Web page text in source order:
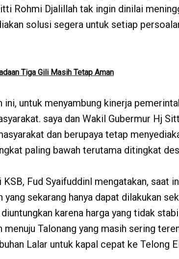
Rohmi Djalillah tak ingin dinilai
solusi segera untuk setiap
Tiga Gili Masih Tetap Aman
ini, untuk menyambung kinerja
saya dan Wakil Gubermur Hj
dan berupaya tetap
paling bawah terutama ditingkat
Fud Syaifuddinl mengatakan, saat
yang sekarang hanya dapat dilakukan
karena harga yang tidak
Talonang yang masih sering
Lalar untuk kapal cepat ke Telong